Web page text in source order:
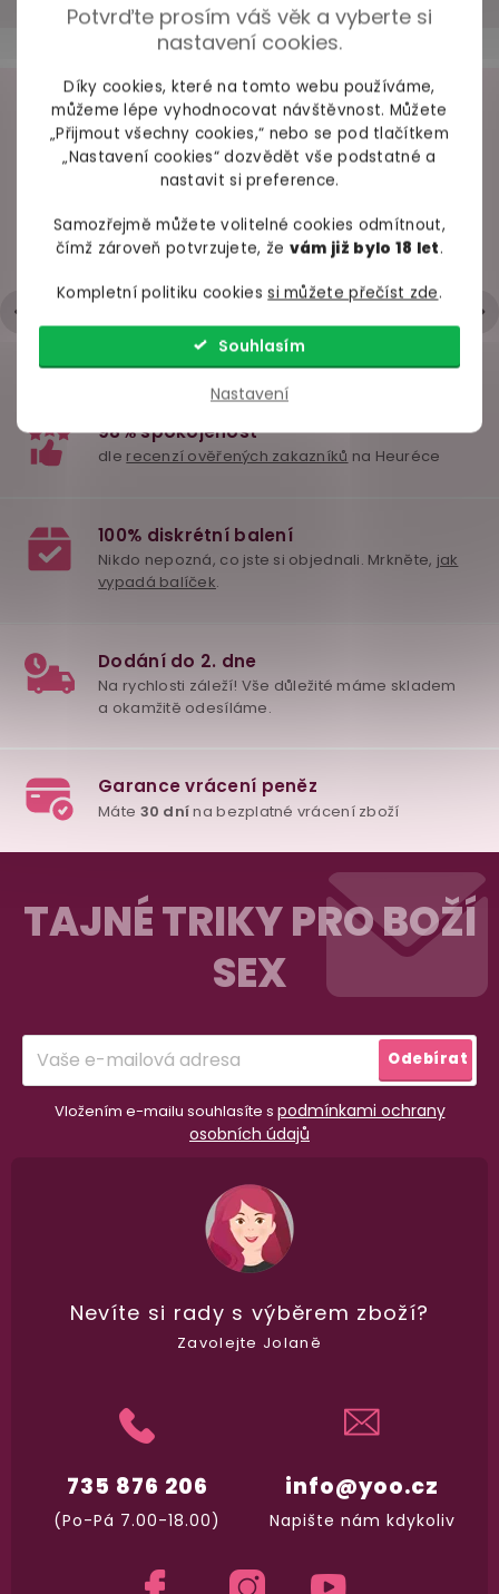
Potvrďte prosím váš věk a vyberte si
nastavení cookies.
Díky cookies, které na tomto webu používáme,
můžeme lépe vyhodnocovat návštěvnost. Můžete
„Přijmout všechny cookies,“ nebo se pod tlačítkem
„Nastavení cookies“ dozvědět vše podstatné a
nastavit si preference.
Samozřejmě můžete volitelné cookies odmítnout,
čímž zároveň potvrzujete, že vám již bylo 18 let.
Kompletní politiku cookiessi můžete přečíst zde.
Nastavení
Souhlasím
Oboustranné dildo
Crystal Jellies 12"
fialové
Anální kuličky Pretty
Love Special Anal
Stimulation
skladem
309 Kč
Lano na
Ouch!, 1,5
Do
VAŠE ZKUŠENOSTI
98% spokojených zákazníků z2686 ověřených recenzí
Hodnocení obchodu je 5 z 5 hvězdiček.
| 6.5.2026
+ Rychlé zpracování a odeslání
- Trochu strohá komunikace přes mail
98% spokojenost
recenzí ověřených zakazníkůna Heuréce
100% diskrétní balení
Nikdo nepozná, co jste si objednali. Mrkněte,
vypadá balíček.
Dodání do 2. dne
Na rychlosti záleží! Vše důležité máme
a okamžitě odesíláme.
TAJNÉ TRIKY PRO BOŽÍ
SEX
Vložením e-mailu souhlasíte s podmínkami ochrany
osobních údajů
Odebírat
info@yoo.cz
Napište nám kdykoliv
735 876 206
(Po-Pá 7.00-18.00)
Nevíte si rady s výběrem zboží?
Zavolejte Jolaně